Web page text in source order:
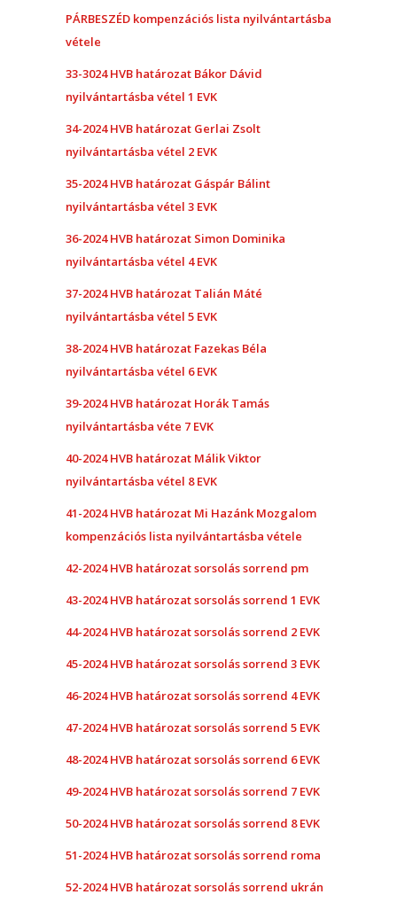
PÁRBESZÉD kompenzációs lista nyilvántartásba
vétele
33-3024 HVB határozat Bákor Dávid
nyilvántartásba vétel 1 EVK
34-2024 HVB határozat Gerlai Zsolt
nyilvántartásba vétel 2 EVK
35-2024 HVB határozat Gáspár Bálint
nyilvántartásba vétel 3 EVK
36-2024 HVB határozat Simon Dominika
nyilvántartásba vétel 4 EVK
37-2024 HVB határozat Talián Máté
nyilvántartásba vétel 5 EVK
38-2024 HVB határozat Fazekas Béla
nyilvántartásba vétel 6 EVK
39-2024 HVB határozat Horák Tamás
nyilvántartásba véte 7 EVK
40-2024 HVB határozat Málik Viktor
nyilvántartásba vétel 8 EVK
41-2024 HVB határozat Mi Hazánk Mozgalom
kompenzációs lista nyilvántartásba vétele
42-2024 HVB határozat sorsolás sorrend pm
43-2024 HVB határozat sorsolás sorrend 1 EVK
44-2024 HVB határozat sorsolás sorrend 2 EVK
45-2024 HVB határozat sorsolás sorrend 3 EVK
46-2024 HVB határozat sorsolás sorrend 4 EVK
47-2024 HVB határozat sorsolás sorrend 5 EVK
48-2024 HVB határozat sorsolás sorrend 6 EVK
49-2024 HVB határozat sorsolás sorrend 7 EVK
50-2024 HVB határozat sorsolás sorrend 8 EVK
51-2024 HVB határozat sorsolás sorrend roma
52-2024 HVB határozat sorsolás sorrend ukrán